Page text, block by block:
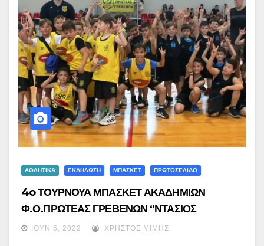
ΑΘΛΗΤΙΚΑ ΕΚΔΗΛΩΣΗ ΜΠΑΣΚΕΤ ΠΡΩΤΟΣΕΛΙΔΟ
4o ΤΟΥΡΝΟΥΑ ΜΠΑΣΚΕΤ ΑΚΑΔΗΜΙΩΝ
Φ.Ο.ΠΡΩΤΕΑΣ ΓΡΕΒΕΝΩΝ “ΝΤΑΣΙΟΣ
ΠΑΝΑΓΙΩΤΗΣ” -Δείτε Εικόνες By Xristos
ΙΟΎΝ 5, 2022 ΧΡΉΣΤΟΣ ΜΊΜΗΣ